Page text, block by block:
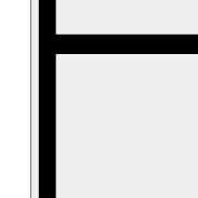
Navigation